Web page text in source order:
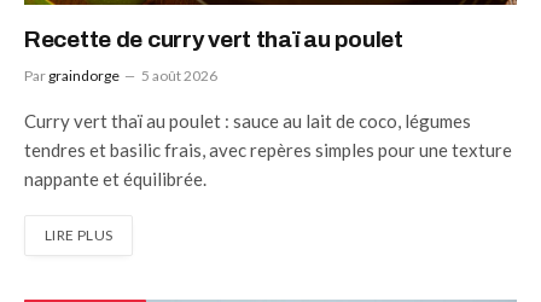
Recette de curry vert thaï au poulet
Par graindorge 5 août 2026
Curry vert thaï au poulet : sauce au lait de coco, légumes
tendres et basilic frais, avec repères simples pour une texture
nappante et équilibrée.
LIRE PLUS